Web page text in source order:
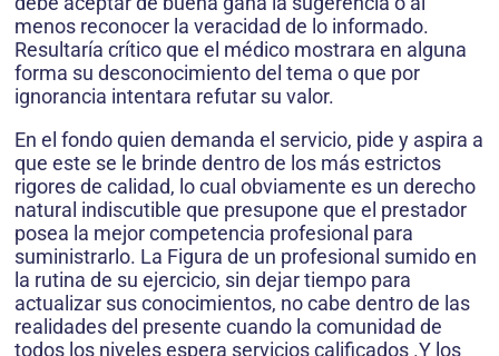
menos reconocer la veracidad de lo informado.
Resultaría crítico que el médico mostrara en alguna
forma su desconocimiento del tema o que por
ignorancia intentara refutar su valor.
En el fondo quien demanda el servicio, pide y aspira a
que este se le brinde dentro de los más estrictos
rigores de calidad, lo cual obviamente es un derecho
natural indiscutible que presupone que el prestador
posea la mejor competencia profesional para
suministrarlo. La Figura de un profesional sumido en
la rutina de su ejercicio, sin dejar tiempo para
actualizar sus conocimientos, no cabe dentro de las
realidades del presente cuando la comunidad de
todos los niveles espera servicios calificados .Y los